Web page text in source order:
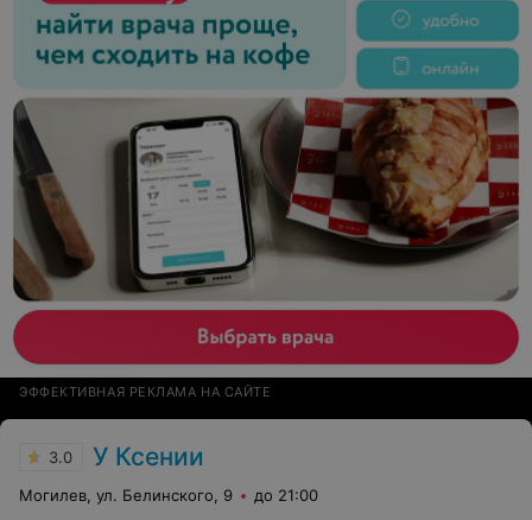
ЭФФЕКТИВНАЯ РЕКЛАМА НА САЙТЕ
3.0 У Ксении
Могилев, ул. Белинского, 9 до 21:00